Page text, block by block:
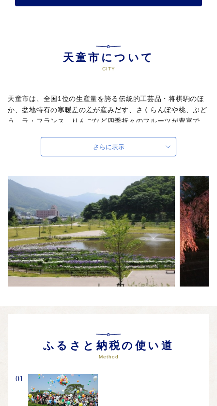
天童市について
天童市は、全国1位の生産量を誇る伝統的工芸品・将棋駒のほ
か、盆地特有の寒暖差の差が産みだす、さくらんぼや桃、ぶど
う、ラ・フランス、りんごなど四季折々のフルーツが豊富で
”第２のふるさと天童"には、ご寄附をいただいた皆様との間
に、ふるさと納税を通じて絆を形成し、本市が皆様にとっ
られています。
春夏秋冬を通じたイベントもございます。これをきっかけに、
ぜひ天童市を訪れ、本市の魅力を肌で感じ取ってみてはいかが
ですか？ ふるさと納税をきっかけに、ちょっとしたお出掛け
や旅行先の選択など、あなたの第２のふるさとに天童が立候補
させていただきます！
さらに表示
ふるさと納税の使い道
Method
01